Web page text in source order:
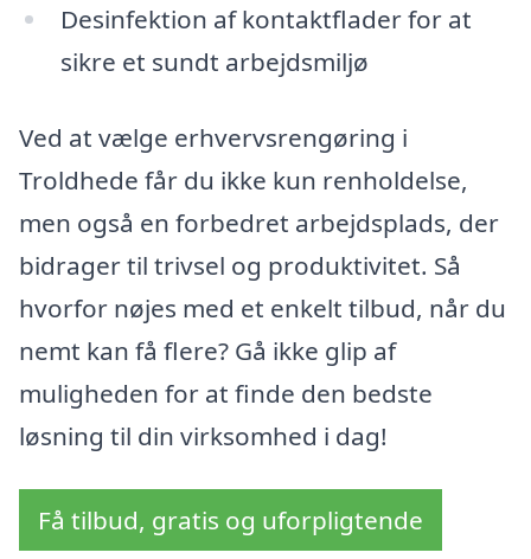
Desinfektion af kontaktflader for at
sikre et sundt arbejdsmiljø
Ved at vælge erhvervsrengøring i
Troldhede får du ikke kun renholdelse,
men også en forbedret arbejdsplads, der
bidrager til trivsel og produktivitet. Så
hvorfor nøjes med et enkelt tilbud, når du
nemt kan få flere? Gå ikke glip af
muligheden for at finde den bedste
løsning til din virksomhed i dag!
Få tilbud, gratis og uforpligtende